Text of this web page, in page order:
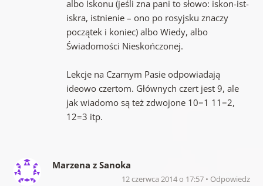
albo Iskonu (jeśli zna pani to słowo: iskon-ist-
iskra, istnienie – ono po rosyjsku znaczy
początek i koniec) albo Wiedy, albo
Świadomości Nieskończonej.
Lekcje na Czarnym Pasie odpowiadają
ideowo czertom. Głównych czert jest 9, ale
jak wiadomo są też zdwojone 10=1 11=2,
12=3 itp.
Marzena z Sanoka
12 czerwca 2014 o 17:57 Odpowiedz